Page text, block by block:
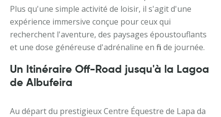
Plus qu'une simple activité de loisir, il s'agit d'une
expérience immersive conçue pour ceux qui
recherchent l'aventure, des paysages époustouflants
et une dose généreuse d'adrénaline en fin de journée.
Un Itinéraire Off-Road jusqu'à la Lagoa
de Albufeira
Au départ du prestigieux Centre Équestre de Lapa da